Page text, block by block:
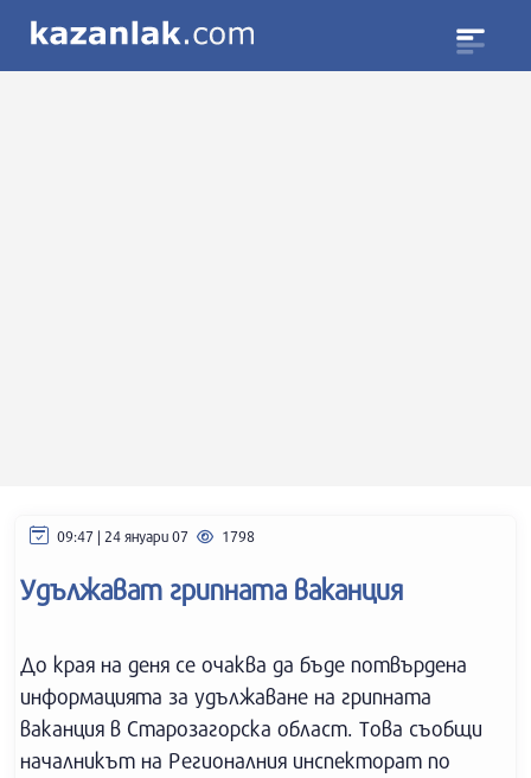
09:47 | 24 януари 07 1798
Удължават грипната ваканция
До края на деня се очаква да бъде потвърдена
информацията за удължаване на грипната
ваканция в Старозагорска област. Това съобщи
началникът на Регионалния инспекторат по